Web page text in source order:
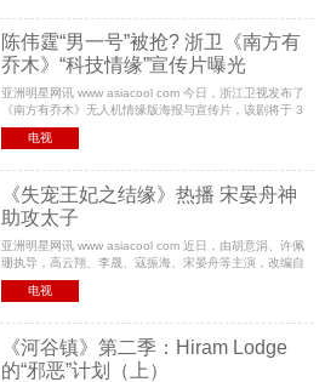
陈伟霆“男一号”被抢? 浙卫《南方有
乔木》“科技情缘”宣传片曝光
亚洲明星网讯 www asiacool com 今日，浙江卫视发布了
《南方有乔木》无人机情缘版海报与宣传片，该剧将于 3
月25日登陆中国蓝剧场。两款物料充分展现了剧集的科技
感与情感线，宣传片中陈伟霆与白百何互动亲密、
电视
《失宠王妃之结缘》热播 宋晏舟神
助攻太子
亚洲明星网讯 www asiacool com 近日，由胡意涓、许佩
珊执导，高云翔、李晟、寇振海、宋晏舟等主演，改编自
雪灵之小说《结缘》的古装传奇电视剧《失宠王妃之结
缘》正在热播，该剧主要讲述了原学士之女原月筝与
电视
《河谷镇》第二季：Hiram Lodge
的“邪恶”计划（上）